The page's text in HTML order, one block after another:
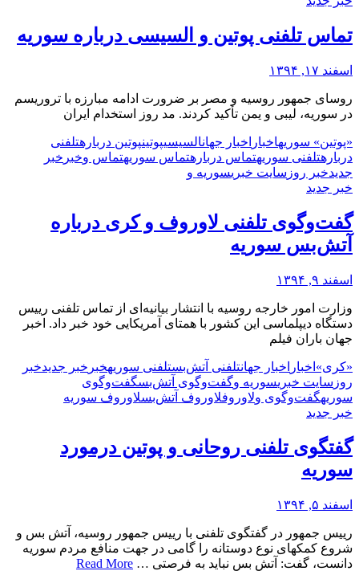
تماس تلفنی پوتین و السیسی درباره سوریه
اسفند ۱۷, ۱۳۹۴
روسای جمهور روسیه و مصر بر ضرورت ادامه مبارزه با تروریسم
در سوریه، لیبی و یمن تأکید کردند. مد روز استخدام ایران
«پوتین» سوریهاخبار اخبار جهانالسیسیپوتینپوتین دربارهتلفنی
دربارهتلفنی سوریهتماس دربارهتماس سوریهتماس وخبر خبر
جدیدخبر روز سایت خبریسوریه و
خبر جدید
گفت‌وگوی تلفنی لاوروف و کری درباره
آتش‌بس سوریه
اسفند ۹, ۱۳۹۴
وزارت امور خارجه روسیه با انتشار بیانیه‌ای از تماس تلفنی رییس
دستگاه دیپلماسی این کشور با همتای آمریکایی خود خبر داد. اخبر
جهان باران فیلم
«کری» اخبار اخبار جهانتلفنی آتش‌بستلفنی سوریهخبر خبر جدیدخبر
روز سایت خبریسوریه وگفت‌وگوی آتش‌بسگفت‌وگوی
سوریهگفت‌وگوی ولاوروفلاوروف آتش‌بسلاوروف سوریه
خبر جدید
گفتگوی تلفنی روحانی و پوتین درمورد
سوریه
اسفند ۵, ۱۳۹۴
رییس جمهور در گفتگوی تلفنی با رییس جمهور روسیه، آتش بس و
شروع کمکهای نوع دوستانه را گامی در جهت منافع مردم سوریه
دانست، گفت: آتش بس نباید به فرصتی … Read More